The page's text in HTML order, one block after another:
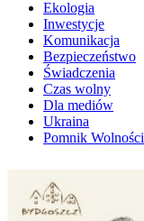
Ekologia
Inwestycje
Komunikacja
Bezpieczeństwo
Świadczenia
Czas wolny
Dla mediów
Ukraina
Pomnik Wolności